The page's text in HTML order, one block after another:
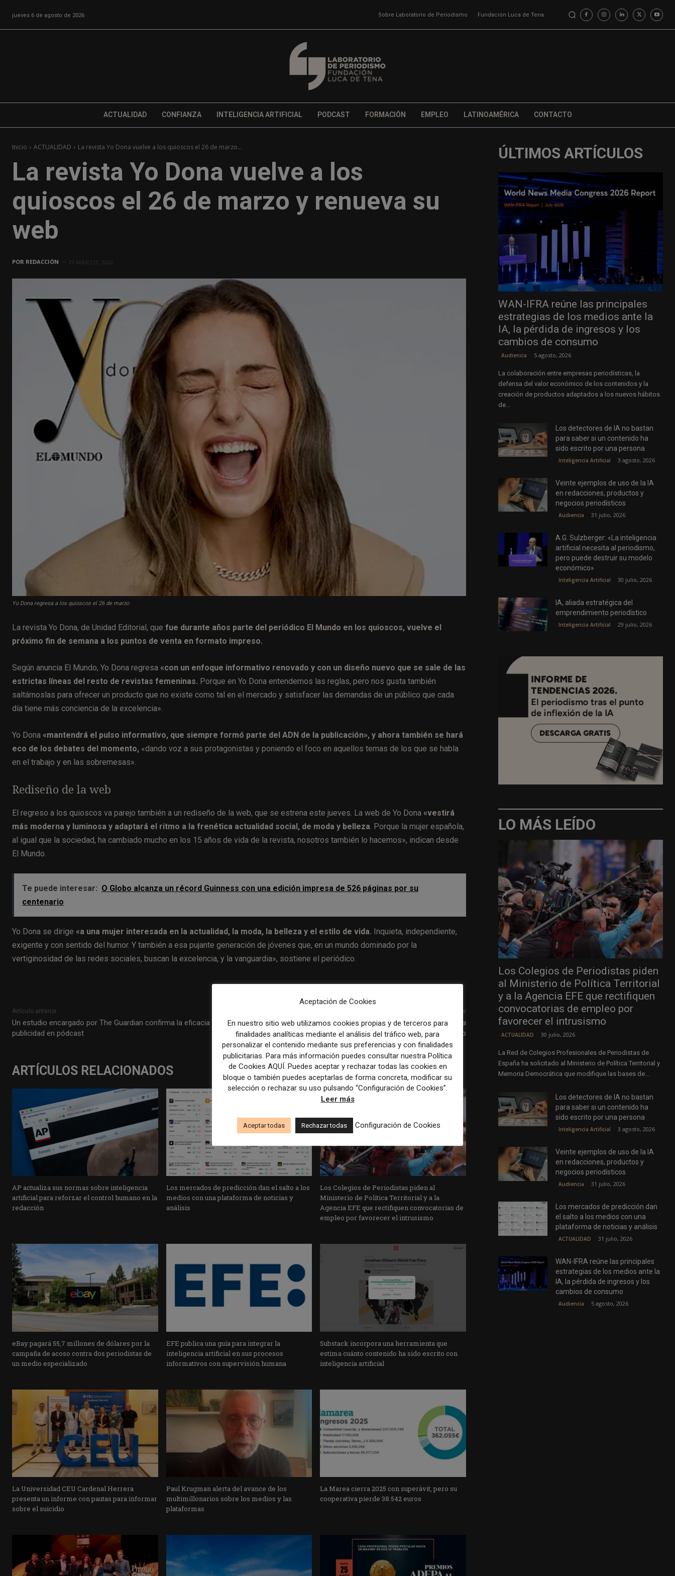
jueves 6 de agosto de 2026 Sobre Laboratorio de Periodismo Fundación Luca de Tena
ACTUALIDAD CONFIANZA INTELIGENCIA ARTIFICIAL PODCAST FORMACIÓN EMPLEO LATINOAMÉRICA CONTACTO
Inicio ACTUALIDAD La revista Yo Dona vuelve a los quioscos el 26 de marzo...
La revista Yo Dona vuelve a los
quioscos el 26 de marzo y renueva su
web
POR REDACCIÓN
Yo Dona regresa a los quioscos el 26 de marzo
La revista Yo Dona, de Unidad Editorial, que fue durante años parte del periódico El Mundo en los quioscos, vuelve el
próximo fin de semana a los puntos de venta en formato impreso.
Según anuncia El Mundo, Yo Dona regresa «con un enfoque informativo renovado y con un diseño nuevo que se sale de las
estrictas líneas del resto de revistas femeninas. Porque en Yo Dona entendemos las reglas, pero nos gusta también
saltárnoslas para ofrecer un producto que no existe como tal en el mercado y satisfacer las demandas de un público que cada
día tiene más conciencia de la excelencia».
Yo Dona «mantendrá el pulso informativo, que siempre formó parte del ADN de la publicación», y ahora también se hará
eco de los debates del momento, «dando voz a sus protagonistas y poniendo el foco en aquellos temas de los que se habla
en el trabajo y en las sobremesas».
Rediseño de la web
El regreso a los quioscos va parejo también a un rediseño de la web, que se estrena este jueves. La web de Yo Dona «vestirá
más moderna y luminosa y adaptará el ritmo a la frenética actualidad social, de moda y belleza. Porque la mujer española,
al igual que la sociedad, ha cambiado mucho en los 15 años de vida de la revista, nosotros también lo hacemos», indican desde
El Mundo.
Te puede interesar: O Globo alcanza un récord Guinness con una edición impresa de 526 páginas por su
centenario
Yo Dona se dirige «a una mujer interesada en la actualidad, la moda, la belleza y el estilo de vida. Inquieta, independiente,
exigente y con sentido del humor. Y también a esa pujante generación de jóvenes que, en un mundo dominado por la
vertiginosidad de las redes sociales, buscan la excelencia, y la vanguardia», sostiene el periódico.
Artículo anterior
Un estudio encargado por The Guardian confirma la eficacia de la
publicidad en pódcast
Artículo siguiente
Prisa Media y Podimo firman un acuerdo estratégico para
producir y distribuir contenido de audio
ARTÍCULOS RELACIONADOS
AP actualiza sus normas sobre inteligencia
artificial para reforzar el control humano en la
redacción
Los mercados de predicción dan el salto a los
medios con una plataforma de noticias y
análisis
Los Colegios de Periodistas piden al
Ministerio de Política Territorial y a la
Agencia EFE que rectifiquen convocatorias de
empleo por favorecer el intrusismo
eBay pagará 55,7 millones de dólares por la
campaña de acoso contra dos periodistas de
un medio especializado
EFE publica una guía para integrar la
inteligencia artificial en sus procesos
informativos con supervisión humana
Substack incorpora una herramienta que
estima cuánto contenido ha sido escrito con
inteligencia artificial
La Universidad CEU Cardenal Herrera
presenta un informe con pautas para informar
sobre el suicidio
Paul Krugman alerta del avance de los
multimillonarios sobre los medios y las
plataformas
La Marea cierra 2025 con superávit, pero su
cooperativa pierde 38.542 euros
ÚLTIMOS ARTÍCULOS
WAN-IFRA reúne las principales
estrategias de los medios ante la
IA, la pérdida de ingresos y los
cambios de consumo
Audiencia 5 agosto, 2026
La colaboración entre empresas periodísticas, la
defensa del valor económico de los contenidos y la
creación de productos adaptados a los nuevos hábitos
de...
Los detectores de IA no bastan
para saber si un contenido ha
sido escrito por una persona
Inteligencia Artificial 3 agosto, 2026
Veinte ejemplos de uso de la IA
en redacciones, productos y
negocios periodísticos
Audiencia 31 julio, 2026
A.G. Sulzberger: «La inteligencia
artificial necesita al periodismo,
pero puede destruir su modelo
económico»
Inteligencia Artificial 30 julio, 2026
IA, aliada estratégica del
emprendimiento periodístico
Inteligencia Artificial 29 julio, 2026
LO MÁS LEÍDO
Los Colegios de Periodistas piden
al Ministerio de Política Territorial
y a la Agencia EFE que rectifiquen
convocatorias de empleo por
favorecer el intrusismo
ACTUALIDAD 30 julio, 2026
La Red de Colegios Profesionales de Periodistas de
España ha solicitado al Ministerio de Política Territorial y
Memoria Democrática que modifique las bases de...
Los detectores de IA no bastan
para saber si un contenido ha
sido escrito por una persona
Inteligencia Artificial 3 agosto, 2026
Veinte ejemplos de uso de la IA
en redacciones, productos y
negocios periodísticos
Audiencia 31 julio, 2026
Los mercados de predicción dan
el salto a los medios con una
plataforma de noticias y análisis
ACTUALIDAD 31 julio, 2026
WAN-IFRA reúne las principales
estrategias de los medios ante la
IA, la pérdida de ingresos y los
cambios de consumo
Audiencia 5 agosto, 2026
Aceptación de Cookies
En nuestro sitio web utilizamos cookies propias y de terceros para
finalidades analíticas mediante el análisis del tráfico web, para
personalizar el contenido mediante sus preferencias y con finalidades
publicitarias. Para más información puedes consultar nuestra Política
de Cookies AQUÍ. Puedes aceptar y rechazar todas las cookies en
bloque o también puedes aceptarlas de forma concreta, modificar su
selección o rechazar su uso pulsando “Configuración de Cookies”.
Leer más
Aceptar todas Rechazar todas Configuración de Cookies